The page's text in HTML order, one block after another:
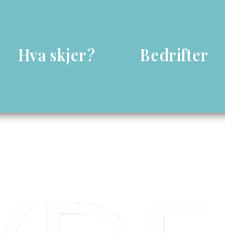
Hva skjer? Bedrifter